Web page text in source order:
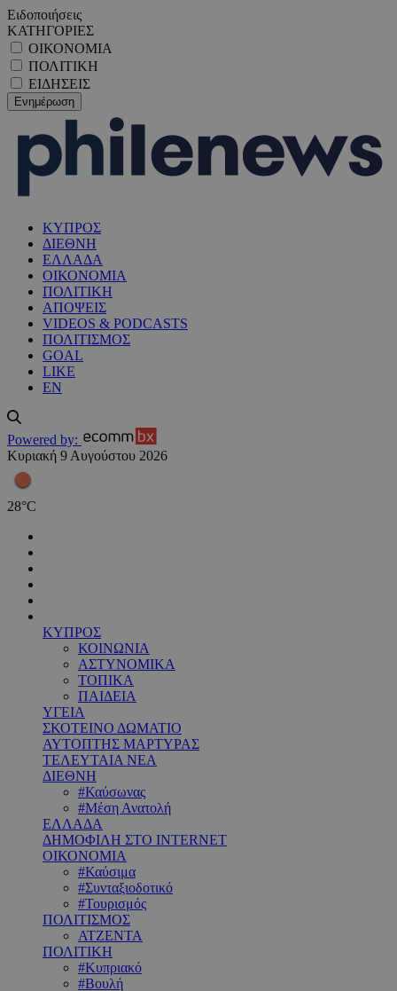
Ειδοποιήσεις
ΚΑΤΗΓΟΡΙΕΣ
ΟΙΚΟΝΟΜΙΑ
ΠΟΛΙΤΙΚΗ
ΕΙΔΗΣΕΙΣ
ΚΥΠΡΟΣ
ΔΙΕΘΝΗ
ΕΛΛΑΔΑ
ΟΙΚΟΝΟΜΙΑ
ΠΟΛΙΤΙΚΗ
ΑΠΟΨΕΙΣ
VIDEOS & PODCASTS
ΠΟΛΙΤΙΣΜΟΣ
GOAL
LIKE
EN
Powered by:
Κυριακή 9 Αυγούστου 2026
28°C
ΚΥΠΡΟΣ
ΚΟΙΝΩΝΙΑ
ΑΣΤΥΝΟΜΙΚΑ
ΤΟΠΙΚΑ
ΠΑΙΔΕΙΑ
ΥΓΕΙΑ
ΣΚΟΤΕΙΝΟ ΔΩΜΑΤΙΟ
ΑΥΤΟΠΤΗΣ ΜΑΡΤΥΡΑΣ
ΤΕΛΕΥΤΑΙΑ ΝΕΑ
ΔΙΕΘΝΗ
#Καύσωνας
#Μέση Ανατολή
ΕΛΛΑΔΑ
ΔΗΜΟΦΙΛΗ ΣΤΟ INTERNET
ΟΙΚΟΝΟΜΙΑ
#Καύσιμα
#Συνταξιοδοτικό
#Τουρισμός
ΠΟΛΙΤΙΣΜΟΣ
ΑΤΖΕΝΤΑ
ΠΟΛΙΤΙΚΗ
#Κυπριακό
#Βουλή